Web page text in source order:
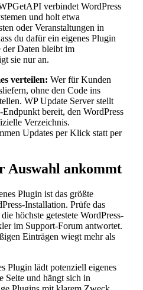
verbindet WordPress
und holt etwa
oder Veranstaltungen in
du dafür ein eigenes Plugin
der Daten bleibt im
sie nur an.
verteilen: Wer für Kunden
ohne den Code ins
WP Update Server stellt
bereit, den WordPress
Verzeichnis.
Updates per Klick statt per
Auswahl ankommt
Plugin ist das größte
Installation. Prüfe das
höchste getestete WordPress-
im Support-Forum antwortet.
Einträgen wiegt mehr als
Plugin lädt potenziell eigenes
Seite und hängt sich in